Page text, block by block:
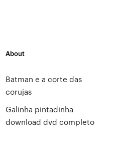
About
Batman e a corte das
corujas
Galinha pintadinha
download dvd completo